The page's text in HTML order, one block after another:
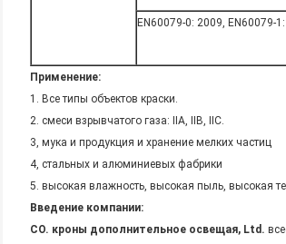
EN60079-0: 2009, EN60079-
Применение:
1. Все типы объектов краски.
2. смеси взрывчатого газа: IIA, IIB, IIC.
3, мука и продукция и хранение мелких частиц
4, стальных и алюминиевых фабрики
5. высокая влажность, высокая пыль, высокая
Введение компании:
CO. кроны дополнительное освещая, Ltd.